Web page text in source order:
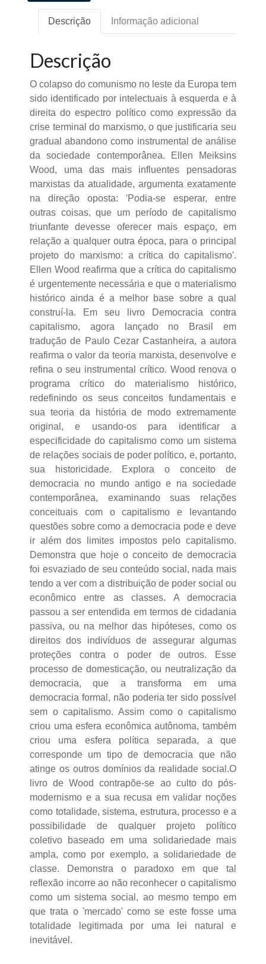
Descrição Informação adicional
Descrição
O colapso do comunismo no leste da Europa tem
sido identificado por intelectuais à esquerda e à
direita do espectro político como expressão da
crise terminal do marxismo, o que justificaria seu
gradual abandono como instrumental de análise
da sociedade contemporânea. Ellen Meiksins
Wood, uma das mais influentes pensadoras
marxistas da atualidade, argumenta exatamente
na direção oposta: 'Podia-se esperar, entre
outras coisas, que um período de capitalismo
triunfante devesse oferecer mais espaço, em
relação a qualquer outra época, para o principal
projeto do marxismo: a crítica do capitalismo'.
Ellen Wood reafirma que a crítica do capitalismo
é urgentemente necessária e que o materialismo
histórico ainda é a melhor base sobre a qual
construí-la. Em seu livro Democracia contra
capitalismo, agora lançado no Brasil em
tradução de Paulo Cezar Castanheira, a autora
reafirma o valor da teoria marxista, desenvolve e
refina o seu instrumental crítico. Wood renova o
programa crítico do materialismo histórico,
redefinindo os seus conceitos fundamentais e
sua teoria da história de modo extremamente
original, e usando-os para identificar a
especificidade do capitalismo como um sistema
de relações sociais de poder político, e, portanto,
sua historicidade. Explora o conceito de
democracia no mundo antigo e na sociedade
contemporânea, examinando suas relações
conceituais com o capitalismo e levantando
questões sobre como a democracia pode e deve
ir além dos limites impostos pelo capitalismo.
Demonstra que hoje o conceito de democracia
foi esvaziado de seu conteúdo social, nada mais
tendo a ver com a distribuição de poder social ou
econômico entre as classes. A democracia
passou a ser entendida em termos de cidadania
passiva, ou na melhor das hipóteses, como os
direitos dos indivíduos de assegurar algumas
proteções contra o poder de outros. Esse
processo de domesticação, ou neutralização da
democracia, que a transforma em uma
democracia formal, não poderia ter sido possível
sem o capitalismo. Assim como o capitalismo
criou uma esfera econômica autônoma, também
criou uma esfera política separada, a que
corresponde um tipo de democracia que não
atinge os outros domínios da realidade social.O
livro de Wood contrapõe-se ao culto do pós-
modernismo e a sua recusa em validar noções
como totalidade, sistema, estrutura, processo e a
possibilidade de qualquer projeto político
coletivo baseado em uma solidariedade mais
ampla, como por exemplo, a solidariedade de
classe. Demonstra o paradoxo em que tal
reflexão incorre ao não reconhecer o capitalismo
como um sistema social, ao mesmo tempo em
que trata o 'mercado' como se este fosse uma
totalidade legitimada por uma lei natural e
inevitável.